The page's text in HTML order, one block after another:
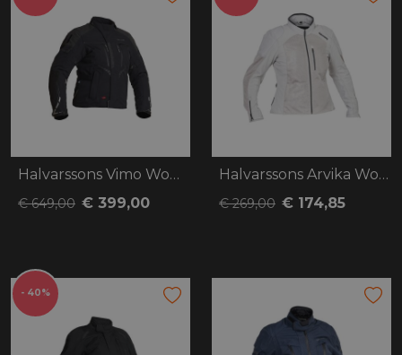
Halvarssons Vimo Woman
€ 649,00 € 399,00
Halvarssons Arvika Woman
€ 269,00 € 174,85
- 40%